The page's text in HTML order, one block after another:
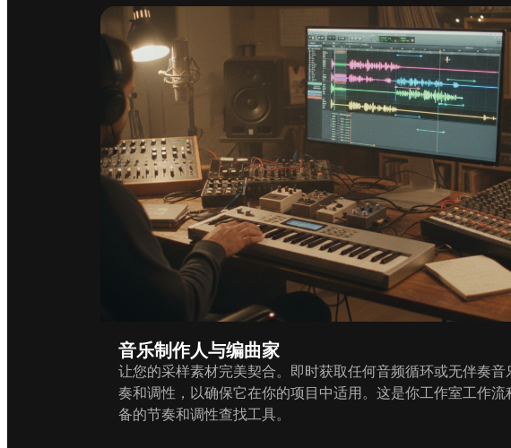
音乐制作人与编曲家
让您的采样素材完美契合。即时获取任何音频循环或无伴奏音
奏和调性，以确保它在你的项目中适用。这是你工作室工作流
备的节奏和调性查找工具。